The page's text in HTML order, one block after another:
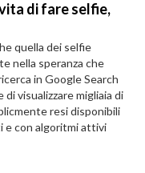
di fare selfie,
quella dei selfie
nella speranza che
in Google Search
visualizzare migliaia di
resi disponibili
e con algoritmi attivi